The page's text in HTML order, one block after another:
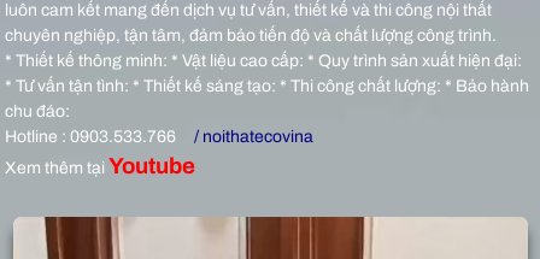
luôn cam kết mang đến dịch vụ tư vấn, thiết kế và thi công nội thất
chuyên nghiệp, tận tâm, đảm bảo tiến độ và chất lượng công trình.
* Thiết kế thông minh: * Vật liệu cao cấp: * Quy trình sản xuất hiện đại:
* Tư vấn tận tình: * Thiết kế sáng tạo: * Thi công chất lượng: * Bảo hành
chu đáo:
Hotline : 0903.533.766
/ noithatecovina
Xem thêm tại Youtube